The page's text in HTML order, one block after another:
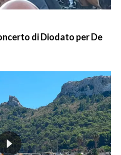
di Diodato per De